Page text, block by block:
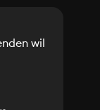
wil